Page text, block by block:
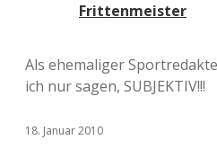
Frittenmeister
Als ehemaliger
ich nur sagen, SUBJEKTIV!!!
18. Januar 2010